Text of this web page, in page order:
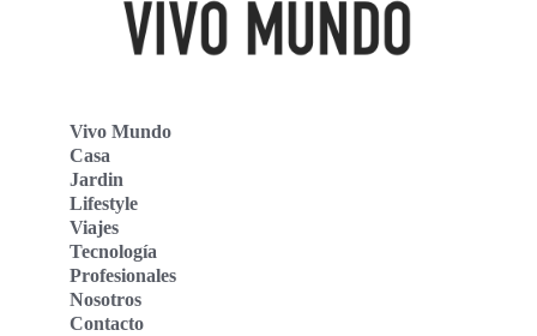
Vivo Mundo
Casa
Jardin
Lifestyle
Viajes
Tecnología
Profesionales
Nosotros
Contacto